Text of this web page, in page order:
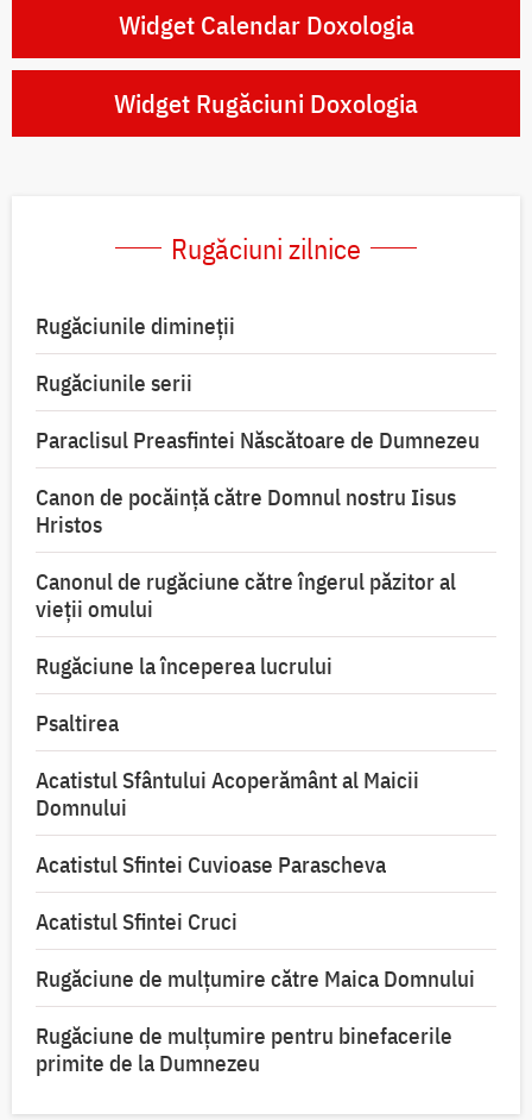
Widget Calendar Doxologia
Widget Rugăciuni Doxologia
Rugăciuni zilnice
Rugăciunile dimineții
Rugăciunile serii
Paraclisul Preasfintei Născătoare de Dumnezeu
Canon de pocăință către Domnul nostru Iisus
Hristos
Canonul de rugăciune către îngerul păzitor al
vieții omului
Rugăciune la începerea lucrului
Psaltirea
Acatistul Sfântului Acoperământ al Maicii
Domnului
Acatistul Sfintei Cuvioase Parascheva
Acatistul Sfintei Cruci
Rugăciune de mulţumire către Maica Domnului
Rugăciune de mulțumire pentru binefacerile
primite de la Dumnezeu